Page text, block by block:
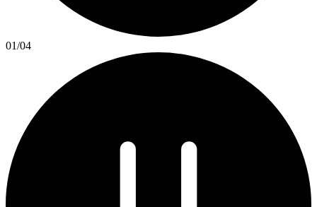
01/04